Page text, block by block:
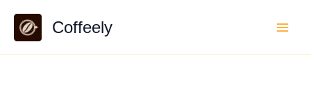
content
Coffeely